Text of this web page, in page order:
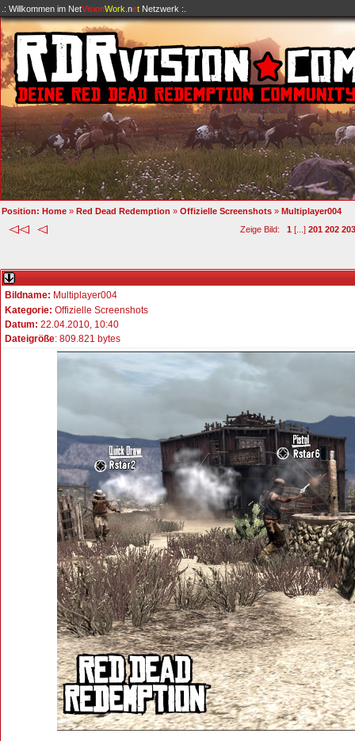
.: Willkommen im NetVisionWork .netNetzwerk :.
Position: Home » Red Dead Redemption » Offizielle Screenshots » Multiplayer004
Zeige Bild: 1 [...] 201 202 203
Bildname: Multiplayer004
Kategorie: Offizielle Screenshots
Datum: 22.04.2010, 10:40
Dateigröße: 809.821 bytes